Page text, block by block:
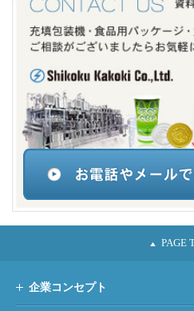
企業コンセプト